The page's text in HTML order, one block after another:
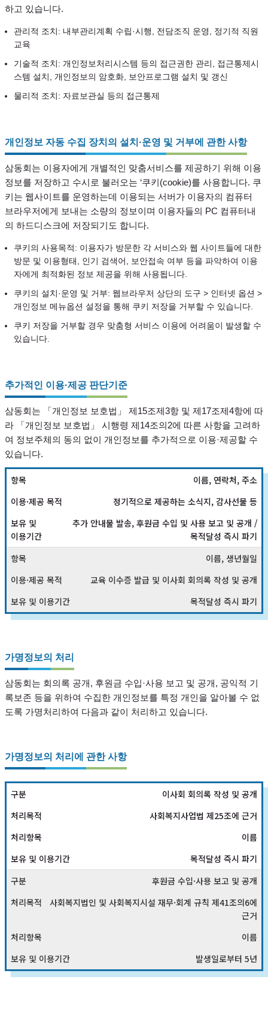
하고 있습니다.
관리적 조치: 내부관리계획 수립·시행, 전담조직 운영, 정기적 직원
교육
기술적 조치: 개인정보처리시스템 등의 접근권한 관리, 접근통제시
스템 설치, 개인정보의 암호화, 보안프로그램 설치 및 갱신
물리적 조치: 자료보관실 등의 접근통제
개인정보 자동 수집 장치의 설치·운영 및 거부에 관한 사항
삼동회는 이용자에게 개별적인 맞춤서비스를 제공하기 위해 이용
정보를 저장하고 수시로 불러오는 ‘쿠키(cookie)를 사용합니다. 쿠
키는 웹사이트를 운영하는데 이용되는 서버가 이용자의 컴퓨터
브라우저에게 보내는 소량의 정보이며 이용자들의 PC 컴퓨터내
의 하드디스크에 저장되기도 합니다.
쿠키의 사용목적: 이용자가 방문한 각 서비스와 웹 사이트들에 대한
방문 및 이용형태, 인기 검색어, 보안접속 여부 등을 파악하여 이용
자에게 최적화된 정보 제공을 위해 사용됩니다.
쿠키의 설치·운영 및 거부: 웹브라우저 상단의 도구 > 인터넷 옵션 >
개인정보 메뉴옵션 설정을 통해 쿠키 저장을 거부할 수 있습니다.
쿠키 저장을 거부할 경우 맞춤형 서비스 이용에 어려움이 발생할 수
있습니다.
추가적인 이용·제공 판단기준
삼동회는 「개인정보 보호법」 제15조제3항 및 제17조제4항에 따
라 「개인정보 보호법」 시행령 제14조의2에 따른 사항을 고려하
여 정보주체의 동의 없이 개인정보를 추가적으로 이용·제공할 수
있습니다.
이름, 연락처, 주소
정기적으로 제공하는 소식지, 감사선물 등
추가 안내물 발송, 후원금 수입 및 사용 보고 및 공개 /
목적달성 즉시 파기
이름, 생년월일
교육 이수증 발급 및 이사회 회의록 작성 및 공개
목적달성 즉시 파기
가명정보의 처리
삼동회는 회의록 공개, 후원금 수입·사용 보고 및 공개, 공익적 기
록보존 등을 위하여 수집한 개인정보를 특정 개인을 알아볼 수 없
도록 가명처리하여 다음과 같이 처리하고 있습니다.
가명정보의 처리에 관한 사항
이사회 회의록 작성 및 공개
사회복지사업법 제25조에 근거
이름
목적달성 즉시 파기
후원금 수입·사용 보고 및 공개
사회복지법인 및 사회복지시설 재무·회계 규칙 제41조의6에
근거
이름
발생일로부터 5년